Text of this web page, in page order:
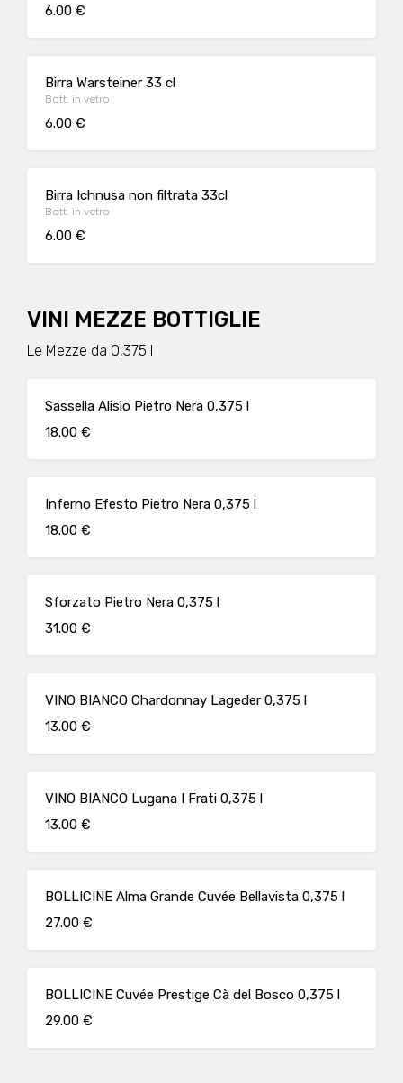
6.00 €
Birra Warsteiner 33 cl
Bott. in vetro
6.00 €
Birra Ichnusa non filtrata 33cl
Bott. in vetro
6.00 €
VINI MEZZE BOTTIGLIE
Le Mezze da 0,375 l
Sassella Alisio Pietro Nera 0,375 l
18.00 €
Inferno Efesto Pietro Nera 0,375 l
18.00 €
Sforzato Pietro Nera 0,375 l
31.00 €
VINO BIANCO Chardonnay Lageder 0,375 l
13.00 €
VINO BIANCO Lugana I Frati 0,375 l
13.00 €
BOLLICINE Alma Grande Cuvée Bellavista 0,375 l
27.00 €
BOLLICINE Cuvée Prestige Cà del Bosco 0,375 l
29.00 €